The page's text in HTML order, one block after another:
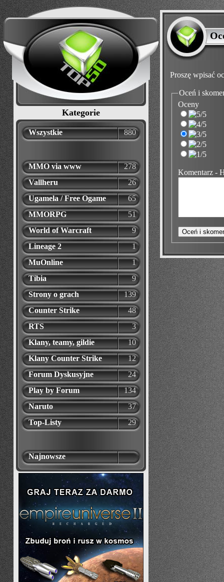
Kategorie
Wszystkie 880
MMO via www
278
Vallheru
26
Ugamela / Free Ogame
65
MMORPG
51
World of Warcraft
9
Lineage 2
1
MuOnline
1
Tibia
9
Strony o grach
139
Counter Strike
48
RTS
3
Klany, teamy, gildie
10
Klany Counter Strike
12
Forum Dyskusyjne
24
Play by Forum
134
Naruto
37
Top-Listy
29
Najnowsze
Proszę wpisać
Oceń i
Oceny
Komentarz -